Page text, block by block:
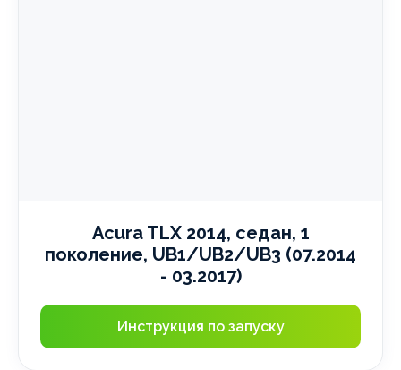
Acura TLX 2014, седан, 1
поколение, UB1/UB2/UB3 (07.2014
- 03.2017)
Инструкция по запуску